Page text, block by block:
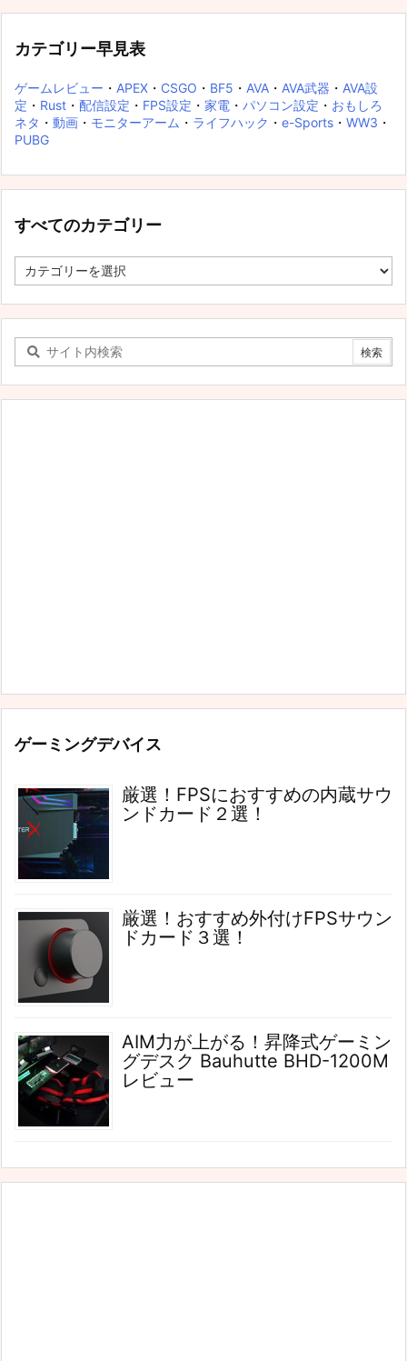
カテゴリー早見表
ゲームレビュー ・ APEX ・ CSGO ・ BF5 ・ AVA ・ AVA武器 ・ AVA設
定 ・ Rust ・ 配信設定 ・ FPS設定 ・ 家電 ・ パソコン設定 ・ おもしろ
ネタ ・ 動画 ・ モニターアーム ・ ライフハック ・ e-Sports ・ WW3 ・
PUBG
すべてのカテゴリー
べ
の
カ
ゴ
リ
ー
ゲーミングデバイス
厳選！FPSにおすすめの内蔵サウ
ンドカード２選！
厳選！おすすめ外付けFPSサウン
ドカード３選！
AIM力が上がる！昇降式ゲーミン
グデスク Bauhutte BHD-1200M
レビュー